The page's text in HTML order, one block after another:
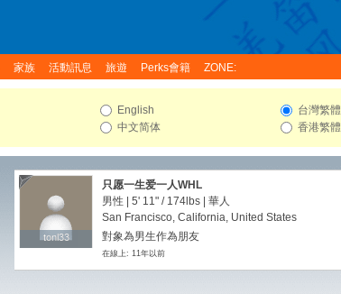
家族 活動訊息 旅遊 Perks會籍 ZONE:
English
中文简体
台灣繁體
香港繁體
tonl33
tonl33
只愿一生爱一人WHL
男性 | 5' 11" / 174lbs | 華人
San Francisco, California, United States
對象為男生作為朋友
在線上: 11年以前